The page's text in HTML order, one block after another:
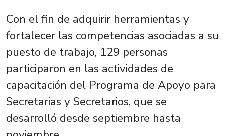
Con el fin de adquirir herramientas y
fortalecer las competencias asociadas a su
puesto de trabajo, 129 personas
participaron en las actividades de
capacitación del Programa de Apoyo para
Secretarias y Secretarios, que se
desarrolló desde septiembre hasta